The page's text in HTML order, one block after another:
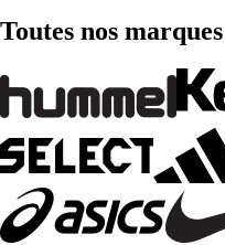
Toutes nos marques